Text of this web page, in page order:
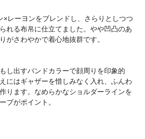
×レーヨンをブレンドし、さらりとしつつ
れる布帛に仕立てました。やや凹凸のあ
がさわやかで着心地抜群です。
し出すバンドカラーで顔周りを印象的
にはギャザーを惜しみなく入れ、ふんわ
ります。なめらかなショルダーラインを
ブがポイント。